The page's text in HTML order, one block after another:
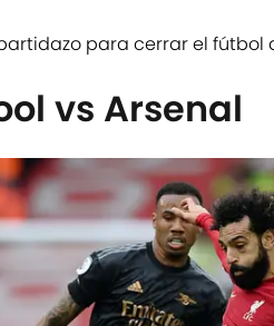
para cerrar el fútbol
vs Arsenal